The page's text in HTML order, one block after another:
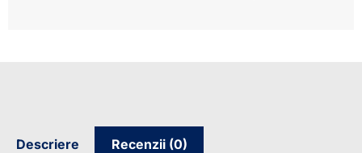
Descriere Recenzii (0)